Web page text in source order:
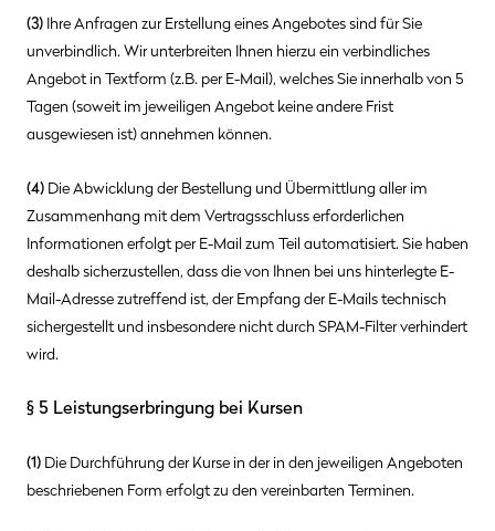
(3) Ihre Anfragen zur Erstellung eines Angebotes sind für Sie
unverbindlich. Wir unterbreiten Ihnen hierzu ein verbindliches
Angebot in Textform (z.B. per E-Mail), welches Sie innerhalb von 5
Tagen (soweit im jeweiligen Angebot keine andere Frist
ausgewiesen ist) annehmen können.
(4) Die Abwicklung der Bestellung und Übermittlung aller im
Zusammenhang mit dem Vertragsschluss erforderlichen
Informationen erfolgt per E-Mail zum Teil automatisiert. Sie haben
deshalb sicherzustellen, dass die von Ihnen bei uns hinterlegte E-
Mail-Adresse zutreffend ist, der Empfang der E-Mails technisch
sichergestellt und insbesondere nicht durch SPAM-Filter verhindert
wird.
§ 5 Leistungserbringung bei Kursen
(1) Die Durchführung der Kurse in der in den jeweiligen Angeboten
beschriebenen Form erfolgt zu den vereinbarten Terminen.